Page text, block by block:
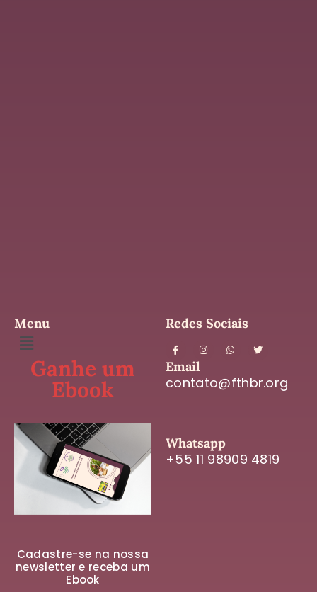
Menu
Ganhe um
Ebook
Cadastre-se na nossa
newsletter e receba um
Ebook
Redes Sociais
Email
contato@fthbr.org
Whatsapp
+55 11 98909 4819